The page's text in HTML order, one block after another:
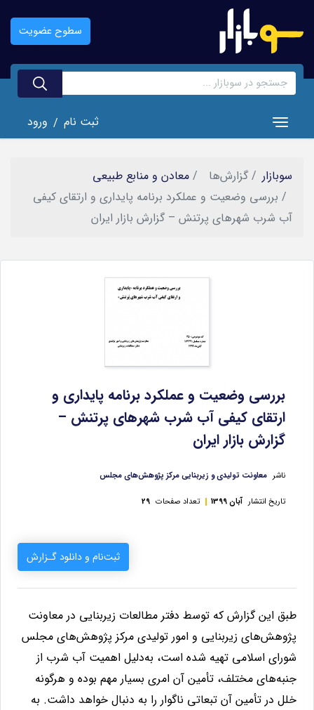
اصلی
سطوح عضویت
Toggle navigation ثبت نام / ورود
سوبازار گزارش‌ها
معادن و منابع طبیعی
بررسی وضعیت و عملکرد برنامه پایداری و ارتقای کیفی
آب شرب شهرهای پرتنش – گزارش بازار ایران
بررسی وضعیت و عملکرد برنامه پایداری و
ارتقای کیفی آب شرب شهرهای پرتنش –
گزارش بازار ایران
ناشر معاونت تولیدی و زیربنایی مرکز پژوهش‌های مجلس
تاریخ انتشار آبان 1399 تعداد صفحات 29
ثبت‌نام و دانلود گـزارش
طبق این گزارش که توسط دفتر مطالعات زیربنایی در معاونت
پژوهش‌های زیربنایی و امور تولیدی مرکز پژوهش‌های مجلس
شورای اسلامی تهیه شده است، به‌دليل اهميت آب شرب از
جنبه‌های مختلف، تأمين آن امری بسيار مهم بوده و هرگونه
خلل در تأمين آن تبعاتی ناگوار را به دنبال خواهد داشت. به‌